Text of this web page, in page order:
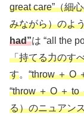
great care”（細
みながら）のよ
had”は “all the
「持てる力のす
す。 “throw ＋ O
“throw ＋ O ＋
る）のニュアン